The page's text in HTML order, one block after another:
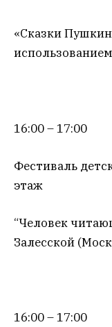
«Сказки
16:00 – 17:00
Фестиваль
этаж
“Человек
Залесской
16:00 – 17:00